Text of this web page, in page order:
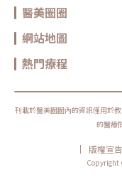
醫美圈圈
網站地圖
熱門療程
刊載於醫美圈圈內的資訊僅用於
的醫療
| 版權宣告
Copyright